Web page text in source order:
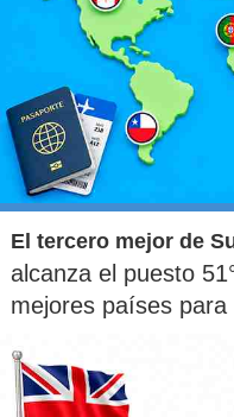
El tercero mejor de
alcanza el puesto
mejores países para